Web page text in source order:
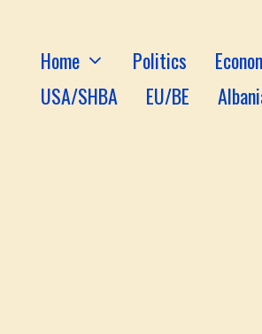
Home Politics
USA/SHBA
EU/BE